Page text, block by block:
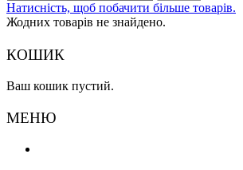
Натисність, щоб побачити більше товарів.
Жодних товарів не знайдено.
КОШИК
Ваш кошик пустий.
МЕНЮ